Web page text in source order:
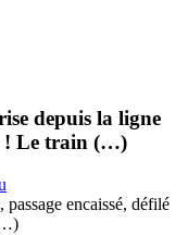
depuis la ligne
! Le train (…)
encaissé, défilé